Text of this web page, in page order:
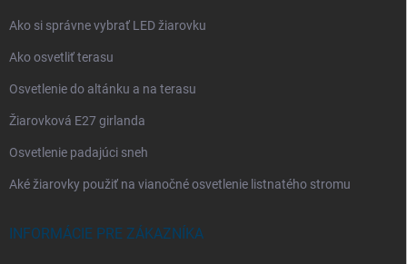
Ako si správne vybrať LED žiarovku
Ako osvetliť terasu
Osvetlenie do altánku a na terasu
Žiarovková E27 girlanda
Osvetlenie padajúci sneh
Aké žiarovky použiť na vianočné osvetlenie listnatého stromu
INFORMÁCIE PRE ZÁKAZNÍKA